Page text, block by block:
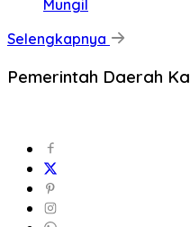
Mungil
Selengkapnya
Pemerintah Daerah